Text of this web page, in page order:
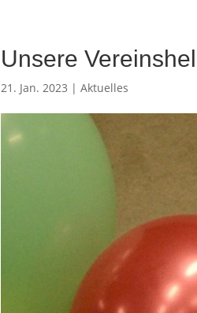
Unsere
21. Jan. 2023 |Aktuelles